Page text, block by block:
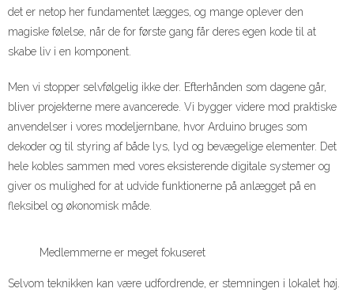
det er netop her fundamentet lægges, og mange oplever den
magiske følelse, når de for første gang får deres egen kode til at
skabe liv i en komponent.
Men vi stopper selvfølgelig ikke der. Efterhånden som dagene går,
bliver projekterne mere avancerede. Vi bygger videre mod praktiske
anvendelser i vores modeljernbane, hvor Arduino bruges som
dekoder og til styring af både lys, lyd og bevægelige elementer. Det
hele kobles sammen med vores eksisterende digitale systemer og
giver os mulighed for at udvide funktionerne på anlægget på en
fleksibel og økonomisk måde.
Medlemmerne er meget fokuseret
Selvom teknikken kan være udfordrende, er stemningen i lokalet høj.